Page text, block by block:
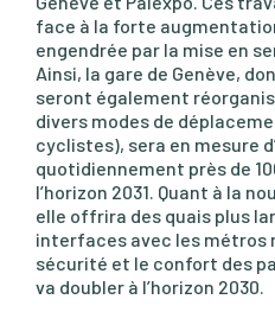
face à la forte
engendrée par la mise en
Ainsi, la gare de Genève,
seront également
divers modes de
cyclistes), sera en mesure
quotidiennement près de
l’horizon 2031. Quant à la
elle offrira des quais plus
interfaces avec les métros
sécurité et le confort des
va doubler à l’horizon 2030.